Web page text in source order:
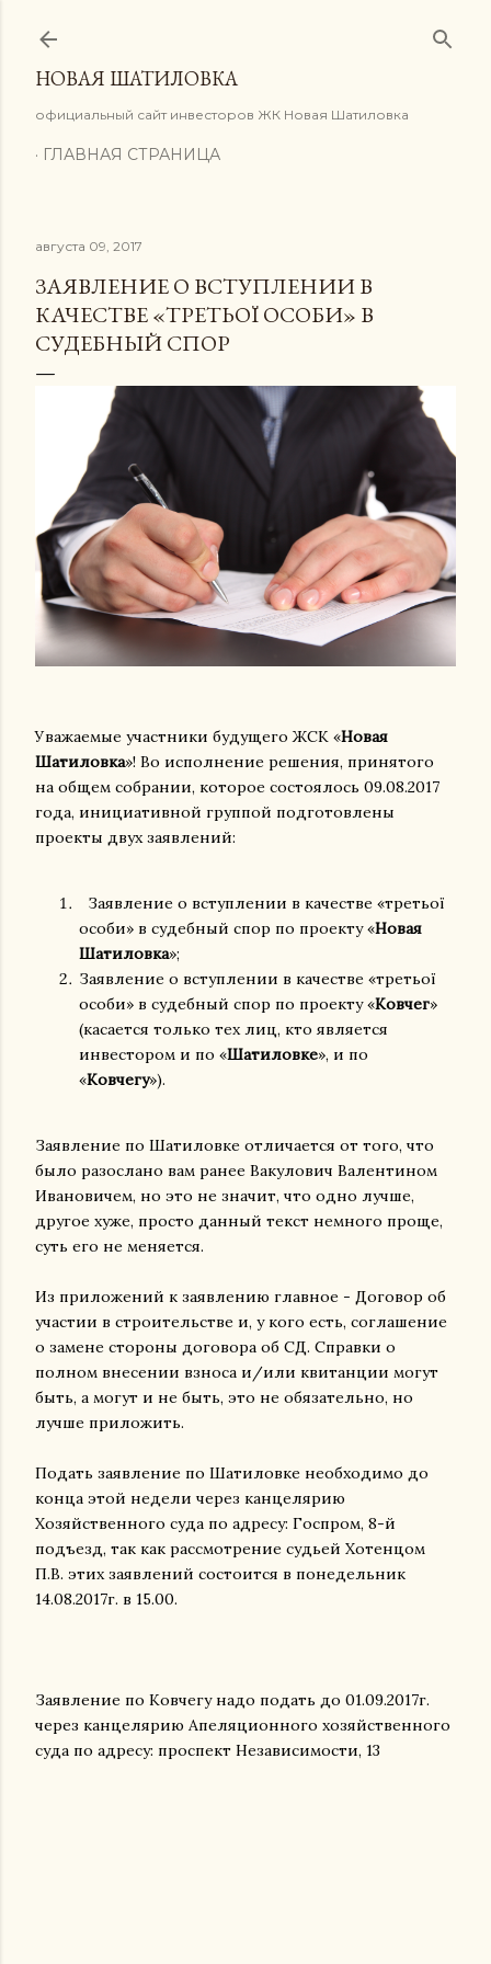
НОВАЯ ШАТИЛОВКА
официальный сайт инвесторов ЖК Новая Шатиловка
ГЛАВНАЯ СТРАНИЦА
августа 09, 2017
ЗАЯВЛЕНИЕ О ВСТУПЛЕНИИ В
КАЧЕСТВЕ «ТРЕТЬОЇ ОСОБИ» В
СУДЕБНЫЙ СПОР
Уважаемые участники будущего ЖСК «Новая
Шатиловка»! Во исполнение решения, принятого
на общем собрании, которое состоялось 09.08.2017
года, инициативной группой подготовлены
проекты двух заявлений:
Заявление о вступлении в качестве «третьої
особи» в судебный спор по проекту «Новая
Шатиловка»;
Заявление о вступлении в качестве «третьої
особи» в судебный спор по проекту «Ковчег»
(касается только тех лиц, кто является
инвестором и по «Шатиловке», и по
«Ковчегу»).
Заявление по Шатиловке отличается от того, что
было разослано вам ранее Вакулович Валентином
Ивановичем, но это не значит, что одно лучше,
другое хуже, просто данный текст немного проще,
суть его не меняется.
Из приложений к заявлению главное - Договор об
участии в строительстве и, у кого есть, соглашение
о замене стороны договора об СД. Справки о
полном внесении взноса и/или квитанции могут
быть, а могут и не быть, это не обязательно, но
лучше приложить.
Подать заявление по Шатиловке необходимо до
конца этой недели через канцелярию
Хозяйственного суда по адресу: Госпром, 8-й
подъезд, так как рассмотрение судьей Хотенцом
П.В. этих заявлений состоится в понедельник
14.08.2017г. в 15.00.
Заявление по Ковчегу надо подать до 01.09.2017г.
через канцелярию Апеляционного хозяйственного
суда по адресу: проспект Независимости, 13